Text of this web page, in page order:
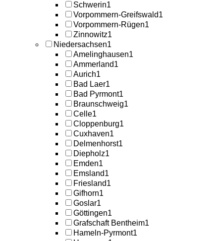
Schwerin1
Vorpommern-Greifswald1
Vorpommern-Rügen1
Zinnowitz1
Niedersachsen1
Amelinghausen1
Ammerland1
Aurich1
Bad Laer1
Bad Pyrmont1
Braunschweig1
Celle1
Cloppenburg1
Cuxhaven1
Delmenhorst1
Diepholz1
Emden1
Emsland1
Friesland1
Gifhorn1
Goslar1
Göttingen1
Grafschaft Bentheim1
Hameln-Pyrmont1